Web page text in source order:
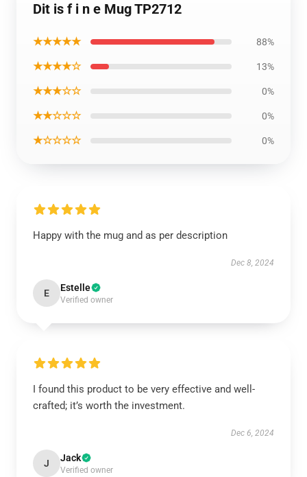
Dit is f i n e Mug TP2712
★★★★★ 88%
★★★★☆ 13%
★★★☆☆ 0%
★★☆☆☆ 0%
★☆☆☆☆ 0%
Happy with the mug and as per description
Dec 8, 2024
E Estelle
Verified owner
I found this product to be very effective and well-
crafted; it’s worth the investment.
Dec 6, 2024
J Jack
Verified owner